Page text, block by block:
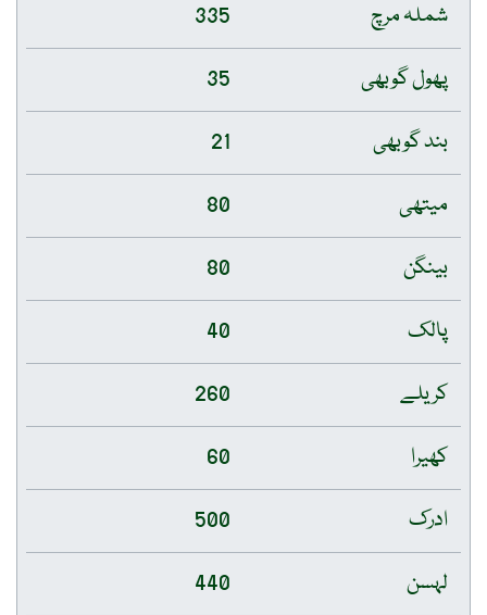
شملہ مرچ
335
پھول گوبھی
35
بند گوبھی
21
میتھی
80
بینگن
80
پالک
40
کریلے
260
کھیرا
60
ادرک
500
لہسن
440